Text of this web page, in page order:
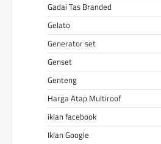
Gadai Tas Branded
Gelato
Generator set
Genset
Genteng
Harga Atap Multiroof
iklan facebook
Iklan Google